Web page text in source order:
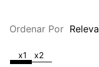
Ordenar Por
x1 x2